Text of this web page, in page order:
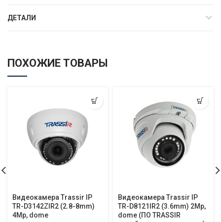
ДЕТАЛИ
ПОХОЖИЕ ТОВАРЫ
Видеокамера Trassir IP
TR-D3142ZIR2 (2.8-8mm)
4Mp, dome
Видеокамера Trassir IP
TR-D8121IR2 (3.6mm) 2Mp,
dome (ПО TRASSIR